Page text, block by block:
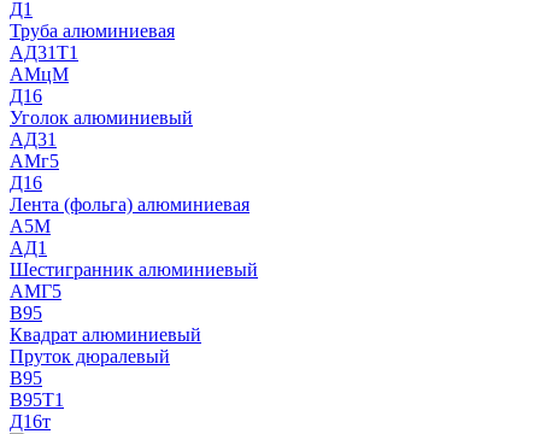
Д1
Труба алюминиевая
АД31Т1
АМцМ
Д16
Уголок алюминиевый
АД31
АМг5
Д16
Лента (фольга) алюминиевая
А5М
АД1
Шестигранник алюминиевый
АМГ5
В95
Квадрат алюминиевый
Пруток дюралевый
В95
В95Т1
Д16т